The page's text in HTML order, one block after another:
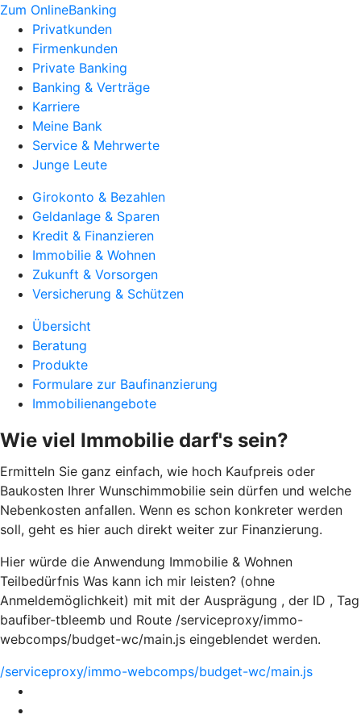
Zum OnlineBanking
Privatkunden
Firmenkunden
Private Banking
Banking & Verträge
Karriere
Meine Bank
Service & Mehrwerte
Junge Leute
Girokonto & Bezahlen
Geldanlage & Sparen
Kredit & Finanzieren
Immobilie & Wohnen
Zukunft & Vorsorgen
Versicherung & Schützen
Übersicht
Beratung
Produkte
Formulare zur Baufinanzierung
Immobilienangebote
Wie viel Immobilie darf's sein?
Ermitteln Sie ganz einfach, wie hoch Kaufpreis oder
Baukosten Ihrer Wunschimmobilie sein dürfen und welche
Nebenkosten anfallen. Wenn es schon konkreter werden
soll, geht es hier auch direkt weiter zur Finanzierung.
Hier würde die Anwendung Immobilie & Wohnen
Teilbedürfnis Was kann ich mir leisten? (ohne
Anmeldemöglichkeit) mit mit der Ausprägung , der ID , Tag
baufiber-tbleemb und Route /serviceproxy/immo-
webcomps/budget-wc/main.js eingeblendet werden.
/serviceproxy/immo-webcomps/budget-wc/main.js